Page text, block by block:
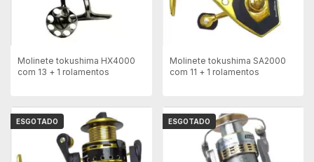
Molinete tokushima HX4000
com 13 + 1 rolamentos
Molinete tokushima SA2000
com 11 + 1 rolamentos
ESGOTADO ESGOTADO